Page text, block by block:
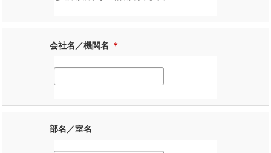
会社名／機関名 ＊
部名／室名